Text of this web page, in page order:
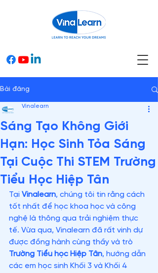
Bài đăng
Sáng Tạo Không Giới
Hạn: Học Sinh Tỏa Sáng
Tại Cuộc Thi STEM Trường
Tiểu Học Hiệp Tân
Vinalearn
Tại Vinalearn, chúng tôi tin rằng cách
tốt nhất để học khoa học và công
nghệ là thông qua trải nghiệm thực
tế. Vừa qua, Vinalearn đã rất vinh dự
được đồng hành cùng thầy và trò
Trường Tiểu học Hiệp Tân, hướng dẫn
các em học sinh Khối 3 và Khối 4